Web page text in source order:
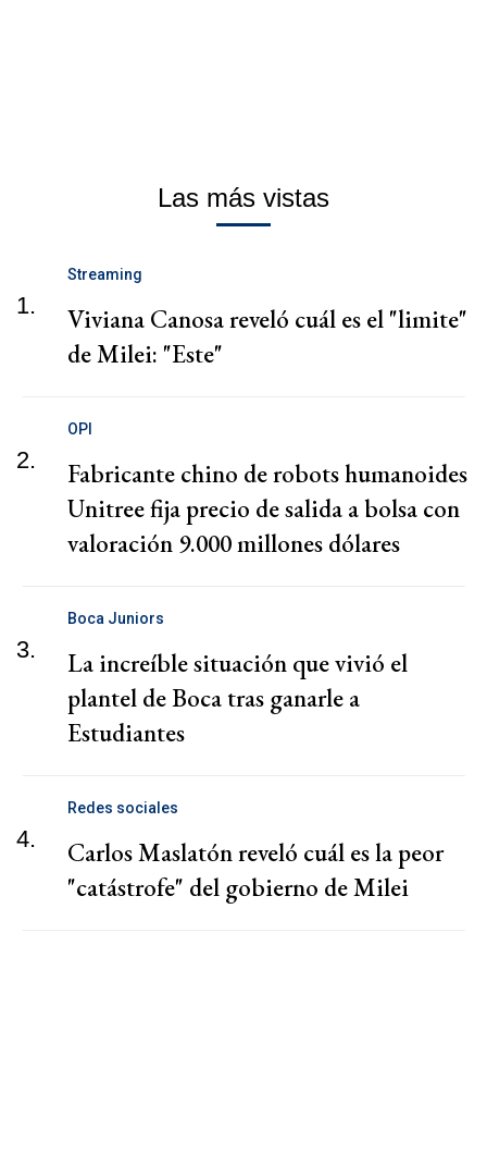
Las más vistas
1.
Streaming
Viviana Canosa reveló cuál es el "limite"
de Milei: "Este"
2.
OPI
Fabricante chino de robots humanoides
Unitree fija precio de salida a bolsa con
valoración 9.000 millones dólares
3.
Boca Juniors
La increíble situación que vivió el
plantel de Boca tras ganarle a
Estudiantes
4.
Redes sociales
Carlos Maslatón reveló cuál es la peor
"catástrofe" del gobierno de Milei